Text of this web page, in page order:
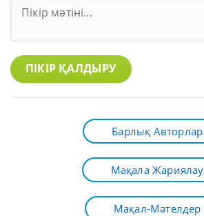
ПІКІР ҚАЛДЫРУ
Барлық Авторлар
Мақала Жариялау
Мақал-Мәтелдер